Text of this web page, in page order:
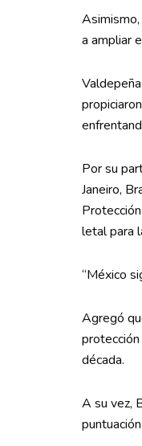
a ampliar
Por su
Janeiro,
letal para
“México
Agregó
década.
A su vez,